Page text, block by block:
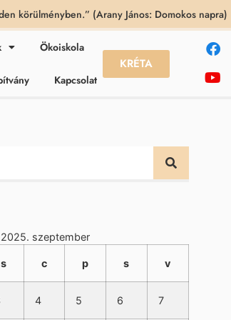
körülményben.” (Arany János: Domokos napra)
Ökoiskola
Kapcsolat
KRÉTA
2025. szeptember
s c p s v
4 5 6 7